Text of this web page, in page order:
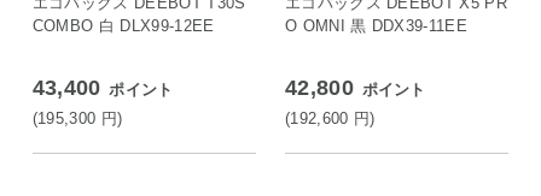
COMBO 白 DLX99-12EE
43,400 ポイント
(195,300 円)
O OMNI 黒 DDX39-11EE
42,800 ポイント
(192,600 円)